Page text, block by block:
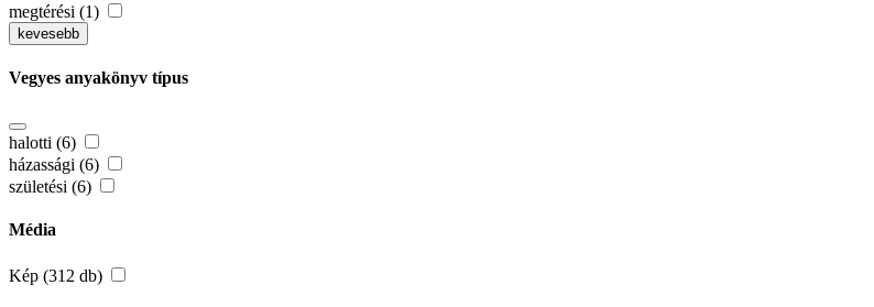
megtérési (1)
kevesebb
Vegyes anyakönyv típus
halotti (6)
házassági (6)
születési (6)
Média
Kép (312 db)